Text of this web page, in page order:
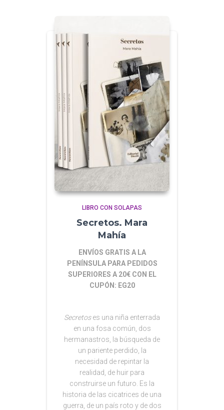
LIBRO CON SOLAPAS
Secretos. Mara
Mahía
ENVÍOS GRATIS A LA
PENÍNSULA PARA PEDIDOS
SUPERIORES A 20€ CON EL
CUPÓN: EG20
Secretoses una niña enterrada
en una fosa común, dos
hermanastros, la búsqueda de
un pariente perdido, la
necesidad de repintar la
realidad, de huir para
construirse un futuro. Es la
historia de las cicatrices de una
guerra, de un país roto y de dos